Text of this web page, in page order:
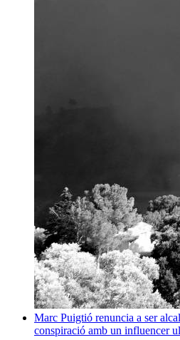
Marc Puigtió renuncia a ser
conspiració amb un influencer